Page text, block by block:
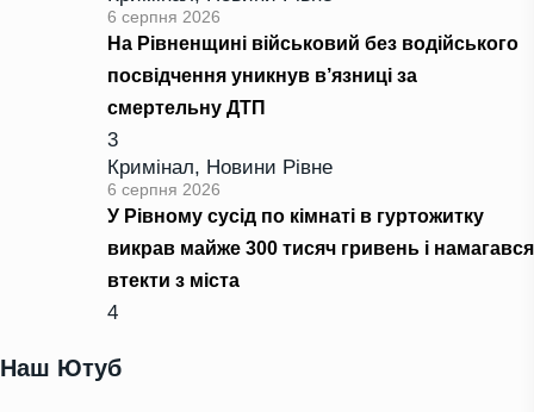
6 серпня 2026
На Рівненщині військовий без водійського
посвідчення уникнув в’язниці за
смертельну ДТП
3
Кримінал, Новини Рівне
6 серпня 2026
У Рівному сусід по кімнаті в гуртожитку
викрав майже 300 тисяч гривень і намагався
втекти з міста
4
Наш Ютуб